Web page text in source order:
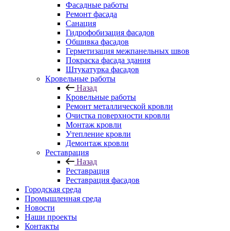
Фасадные работы
Ремонт фасада
Санация
Гидрофобизация фасадов
Обшивка фасадов
Герметизация межпанельных швов
Покраска фасада здания
Штукатурка фасадов
Кровельные работы
Назад
Кровельные работы
Ремонт металлической кровли
Очистка поверхности кровли
Монтаж кровли
Утепление кровли
Демонтаж кровли
Реставрация
Назад
Реставрация
Реставрация фасадов
Городская среда
Промышленная среда
Новости
Наши проекты
Контакты